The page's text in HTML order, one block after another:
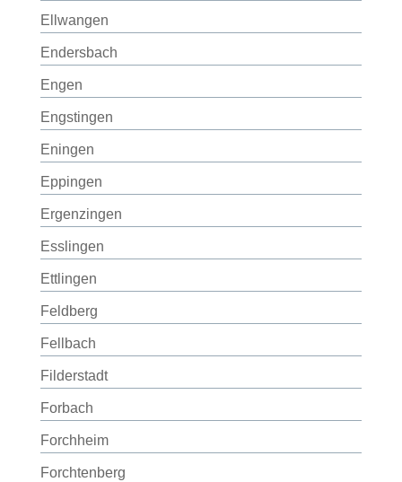
Ellwangen
Endersbach
Engen
Engstingen
Eningen
Eppingen
Ergenzingen
Esslingen
Ettlingen
Feldberg
Fellbach
Filderstadt
Forbach
Forchheim
Forchtenberg